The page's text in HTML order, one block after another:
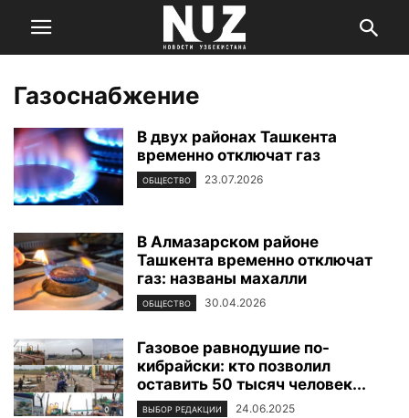
Газоснабжение
В двух районах Ташкента
временно отключат газ
ОБЩЕСТВО 23.07.2026
В Алмазарском районе
Ташкента временно отключат
газ: названы махалли
ОБЩЕСТВО 30.04.2026
Газовое равнодушие по-
кибрайски: кто позволил
оставить 50 тысяч человек...
ВЫБОР РЕДАКЦИИ 24.06.2025